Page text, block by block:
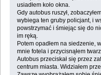
usiadłem koło okna.
Gdy autobus ruszył,
wybiega ten gruby policjant, i
powstrzymać i śmiejąc się do
im ręką.
Potem opadłem na siedzenie,
mnie fotela i przycisnąłem
Autobus przeciskał się przez
centrum miasta. Widziałem